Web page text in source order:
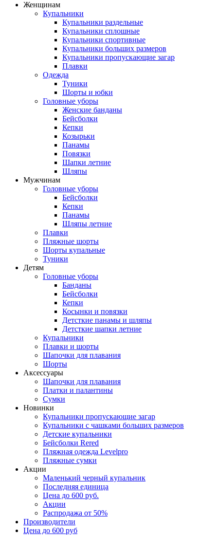
Женщинам
Купальники
Купальники раздельные
Купальники сплошные
Купальники спортивные
Купальники больших размеров
Купальники пропускающие загар
Плавки
Одежда
Туники
Шорты и юбки
Головные уборы
Женские банданы
Бейсболки
Кепки
Козырьки
Панамы
Повязки
Шапки летние
Шляпы
Мужчинам
Головные уборы
Бейсболки
Кепки
Панамы
Шляпы летние
Плавки
Пляжные шорты
Шорты купальные
Туники
Детям
Головные уборы
Банданы
Бейсболки
Кепки
Косынки и повязки
Детсткие панамы и шляпы
Детсткие шапки летние
Купальники
Плавки и шорты
Шапочки для плавания
Шорты
Аксессуары
Шапочки для плавания
Платки и палантины
Сумки
Новинки
Купальники пропускающие загар
Купальники с чашками больших размеров
Детские купальники
Бейсболки Rered
Пляжная одежда Levelpro
Пляжные сумки
Акции
Маленький черный купальник
Последняя единица
Цена до 600 руб.
Акции
Распродажа от 50%
Производители
Цена до 600 руб